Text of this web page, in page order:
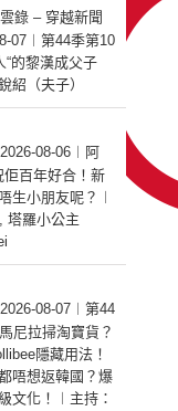
錄 – 穿越新聞
07︱第44季第10
“的黎漢成父子
紹（夫子）
08-06︱阿
佢百年好合！新
生小朋友呢？︱
塔羅小公主
08-07︱第44
尼拉掃淘寶貨？
隱藏用法！
唔想返韓國？爆
文化！︱主持：